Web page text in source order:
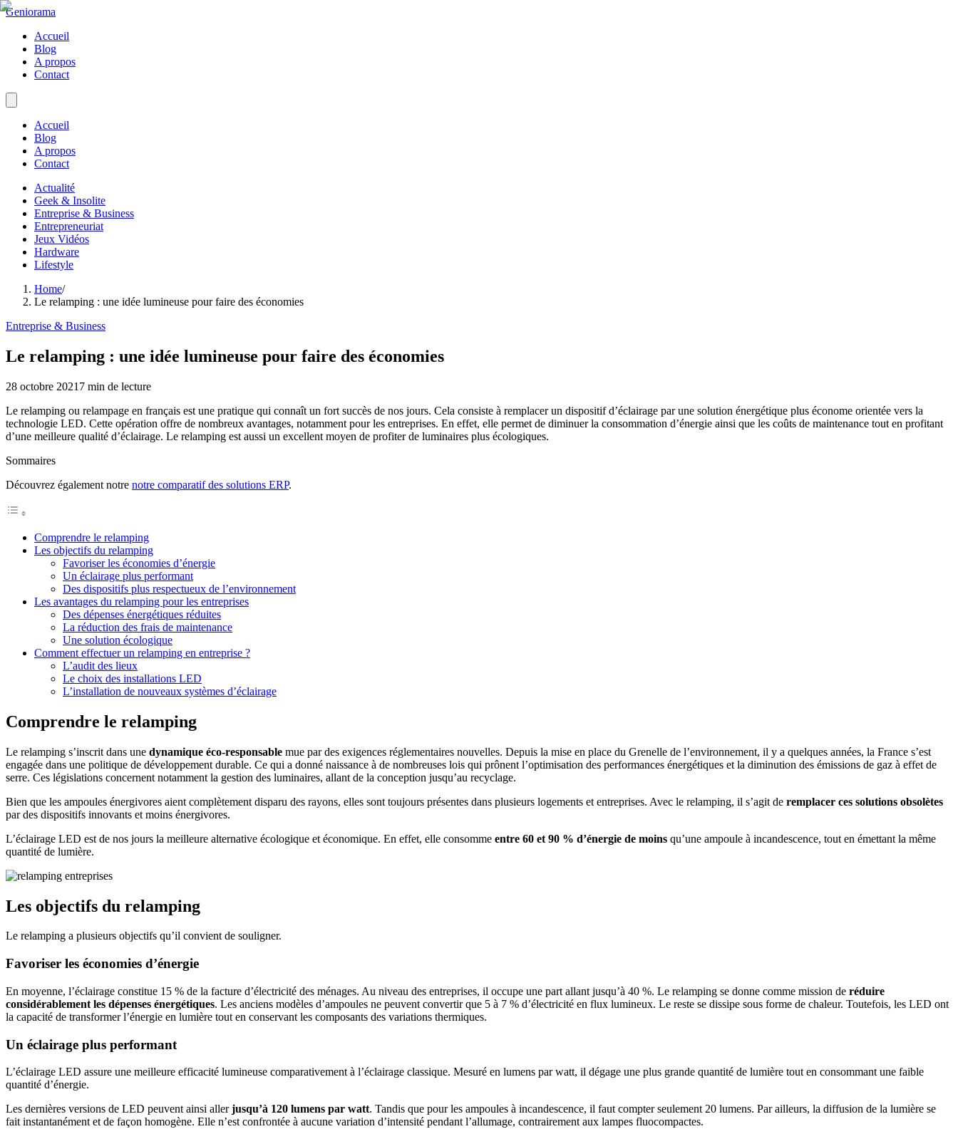
Geniorama
Accueil
Blog
A propos
Contact
Accueil
Blog
A propos
Contact
Actualité
Geek & Insolite
Entreprise & Business
Entrepreneuriat
Jeux Vidéos
Hardware
Lifestyle
Home/
Le relamping : une idée lumineuse pour faire des économies
Entreprise & Business
Le relamping : une idée lumineuse pour faire des économies
28 octobre 2021 7 min de lecture
Le relamping ou relampage en français est une pratique qui connaît un fort succès de nos jours. Cela consiste à remplacer un dispositif d’éclairage par une solution énergétique plus économe orientée vers la
technologie LED. Cette opération offre de nombreux avantages, notamment pour les entreprises. En effet, elle permet de diminuer la consommation d’énergie ainsi que les coûts de maintenance tout en profitant
d’une meilleure qualité d’éclairage. Le relamping est aussi un excellent moyen de profiter de luminaires plus écologiques.
Sommaires
Découvrez également notre notre comparatif des solutions ERP.
Comprendre le relamping
Les objectifs du relamping
Favoriser les économies d’énergie
Un éclairage plus performant
Des dispositifs plus respectueux de l’environnement
Les avantages du relamping pour les entreprises
Des dépenses énergétiques réduites
La réduction des frais de maintenance
Une solution écologique
Comment effectuer un relamping en entreprise ?
L’audit des lieux
Le choix des installations LED
L’installation de nouveaux systèmes d’éclairage
Comprendre le relamping
Le relamping s’inscrit dans une dynamique éco-responsable mue par des exigences réglementaires nouvelles. Depuis la mise en place du Grenelle de l’environnement, il y a quelques années, la France s’est
engagée dans une politique de développement durable. Ce qui a donné naissance à de nombreuses lois qui prônent l’optimisation des performances énergétiques et la diminution des émissions de gaz à effet de
serre. Ces législations concernent notamment la gestion des luminaires, allant de la conception jusqu’au recyclage.
Bien que les ampoules énergivores aient complètement disparu des rayons, elles sont toujours présentes dans plusieurs logements et entreprises. Avec le relamping, il s’agit de remplacer ces solutions obsolètes
par des dispositifs innovants et moins énergivores.
L’éclairage LED est de nos jours la meilleure alternative écologique et économique. En effet, elle consomme entre 60 et 90 % d’énergie de moins qu’une ampoule à incandescence, tout en émettant la même
quantité de lumière.
Les objectifs du relamping
Le relamping a plusieurs objectifs qu’il convient de souligner.
Favoriser les économies d’énergie
En moyenne, l’éclairage constitue 15 % de la facture d’électricité des ménages. Au niveau des entreprises, il occupe une part allant jusqu’à 40 %. Le relamping se donne comme mission de réduire
considérablement les dépenses énergétiques. Les anciens modèles d’ampoules ne peuvent convertir que 5 à 7 % d’électricité en flux lumineux. Le reste se dissipe sous forme de chaleur. Toutefois, les LED ont
la capacité de transformer l’énergie en lumière tout en conservant les composants des variations thermiques.
Un éclairage plus performant
L’éclairage LED assure une meilleure efficacité lumineuse comparativement à l’éclairage classique. Mesuré en lumens par watt, il dégage une plus grande quantité de lumière tout en consommant une faible
quantité d’énergie.
Les dernières versions de LED peuvent ainsi allerjusqu’à 120 lumens par watt. Tandis que pour les ampoules à incandescence, il faut compter seulement 20 lumens. Par ailleurs, la diffusion de la lumière se
fait instantanément et de façon homogène. Elle n’est confrontée à aucune variation d’intensité pendant l’allumage, contrairement aux lampes fluocompactes.